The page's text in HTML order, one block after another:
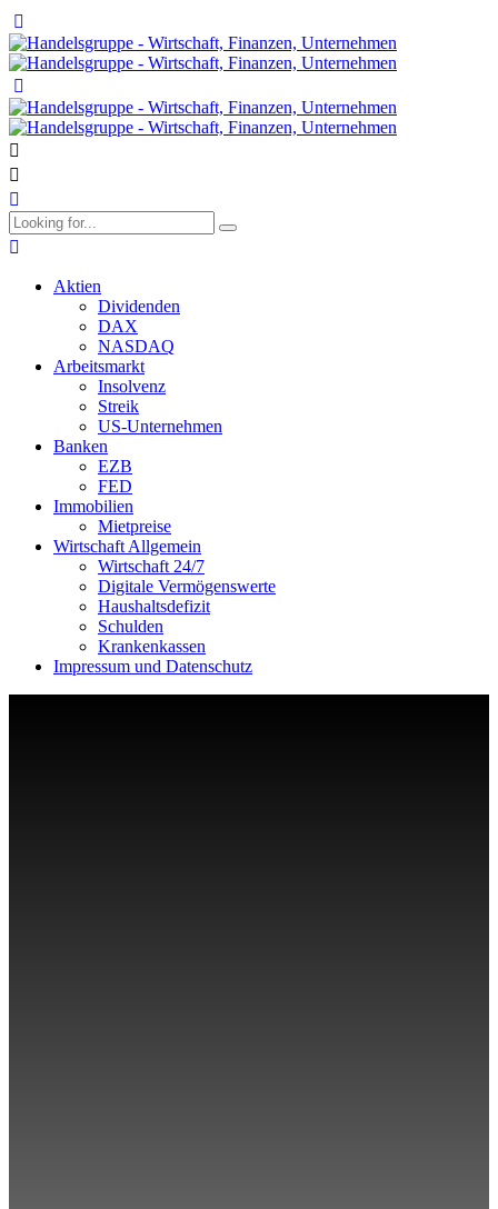
Aktien
Dividenden
DAX
NASDAQ
Arbeitsmarkt
Insolvenz
Streik
US-Unternehmen
Banken
EZB
FED
Immobilien
Mietpreise
Wirtschaft Allgemein
Wirtschaft 24/7
Digitale Vermögenswerte
Haushaltsdefizit
Schulden
Krankenkassen
Impressum und Datenschutz